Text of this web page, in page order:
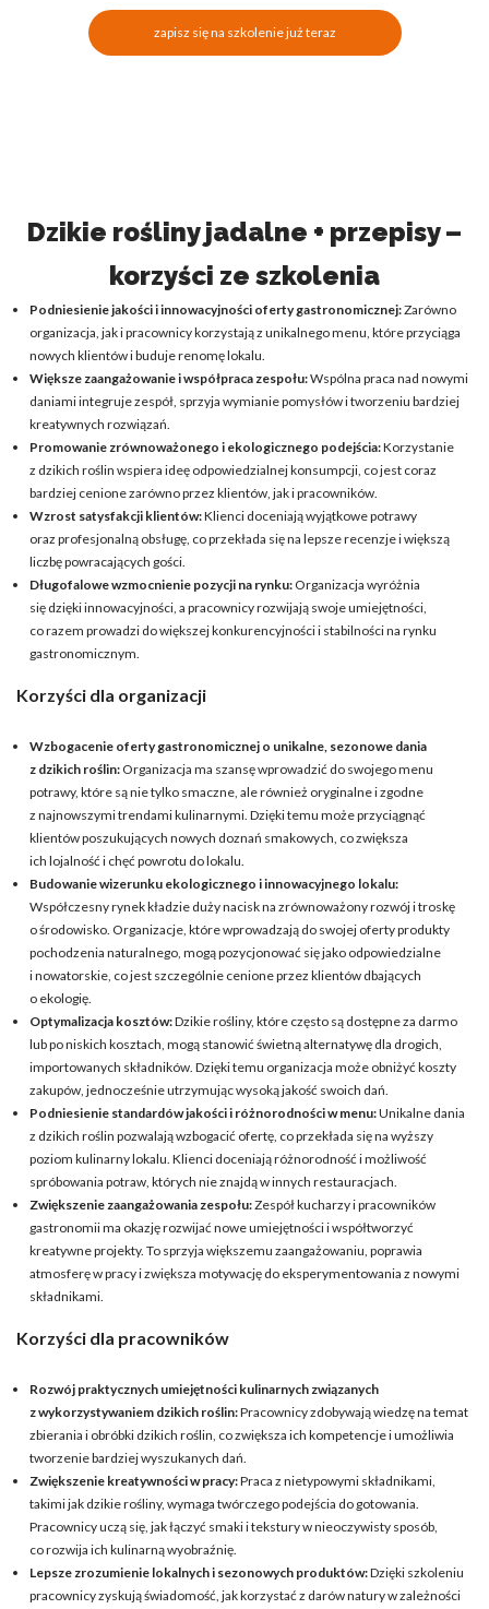
zapisz się na szkolenie już teraz
Dzikie rośliny jadalne + przepisy –
korzyści ze szkolenia
Podniesienie jakości i innowacyjności oferty gastronomicznej:Zarówno
organizacja, jak i pracownicy korzystają z unikalnego menu, które przyciąga
nowych klientów i buduje renomę lokalu.
Większe zaangażowanie i współpraca zespołu:Wspólna praca nad nowymi
daniami integruje zespół, sprzyja wymianie pomysłów i tworzeniu bardziej
kreatywnych rozwiązań.
Promowanie zrównoważonego i ekologicznego podejścia:Korzystanie
z dzikich roślin wspiera ideę odpowiedzialnej konsumpcji, co jest coraz
bardziej cenione zarówno przez klientów, jak i pracowników.
Wzrost satysfakcji klientów:Klienci doceniają wyjątkowe potrawy
oraz profesjonalną obsługę, co przekłada się na lepsze recenzje i większą
liczbę powracających gości.
Długofalowe wzmocnienie pozycji na rynku: Organizacja wyróżnia
się dzięki innowacyjności, a pracownicy rozwijają swoje umiejętności,
co razem prowadzi do większej konkurencyjności i stabilności na rynku
gastronomicznym.
Korzyści dla organizacji
Wzbogacenie oferty gastronomicznej o unikalne, sezonowe dania
z dzikich roślin: Organizacja ma szansę wprowadzić do swojego menu
potrawy, które są nie tylko smaczne, ale również oryginalne i zgodne
z najnowszymi trendami kulinarnymi. Dzięki temu może przyciągnąć
klientów poszukujących nowych doznań smakowych, co zwiększa
ich lojalność i chęć powrotu do lokalu.
Budowanie wizerunku ekologicznego i innowacyjnego lokalu:
Współczesny rynek kładzie duży nacisk na zrównoważony rozwój i troskę
o środowisko. Organizacje, które wprowadzają do swojej oferty produkty
pochodzenia naturalnego, mogą pozycjonować się jako odpowiedzialne
i nowatorskie, co jest szczególnie cenione przez klientów dbających
o ekologię.
Optymalizacja kosztów:Dzikie rośliny, które często są dostępne za darmo
lub po niskich kosztach, mogą stanowić świetną alternatywę dla drogich,
importowanych składników. Dzięki temu organizacja może obniżyć koszty
zakupów, jednocześnie utrzymując wysoką jakość swoich dań.
Podniesienie standardów jakości i różnorodności w menu:Unikalne dania
z dzikich roślin pozwalają wzbogacić ofertę, co przekłada się na wyższy
poziom kulinarny lokalu. Klienci doceniają różnorodność i możliwość
spróbowania potraw, których nie znajdą w innych restauracjach.
Zwiększenie zaangażowania zespołu:Zespół kucharzy i pracowników
gastronomii ma okazję rozwijać nowe umiejętności i współtworzyć
kreatywne projekty. To sprzyja większemu zaangażowaniu, poprawia
atmosferę w pracy i zwiększa motywację do eksperymentowania z nowymi
składnikami.
Korzyści dla pracowników
Rozwój praktycznych umiejętności kulinarnych związanych
z wykorzystywaniem dzikich roślin:Pracownicy zdobywają wiedzę na temat
zbierania i obróbki dzikich roślin, co zwiększa ich kompetencje i umożliwia
tworzenie bardziej wyszukanych dań.
Zwiększenie kreatywności w pracy:Praca z nietypowymi składnikami,
takimi jak dzikie rośliny, wymaga twórczego podejścia do gotowania.
Pracownicy uczą się, jak łączyć smaki i tekstury w nieoczywisty sposób,
co rozwija ich kulinarną wyobraźnię.
Lepsze zrozumienie lokalnych i sezonowych produktów:Dzięki szkoleniu
pracownicy zyskują świadomość, jak korzystać z darów natury w zależności